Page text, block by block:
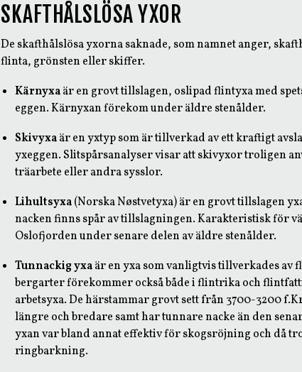
SKAFTHÅLSLÖSA YXOR
De skafthålslösa yxorna saknade, som namnet anger,
flinta, grönsten eller skiffer.
Kärnyxaär en grovt tillslagen, oslipad flintyxa med
eggen. Kärnyxan förekom under äldre stenålder.
Skivyxaär en yxtyp som är tillverkad av ett kraftigt
yxeggen. Slitspårsanalyser visar att skivyxor troligen
träarbete eller andra sysslor.
Lihultsyxa(Norska Nøstvetyxa) är en grovt tillslagen
nacken finns spår av tillslagningen. Karakteristisk för
Oslofjorden under senare delen av äldre stenålder.
Tunnackig yxaär en yxa som vanligtvis tillverkades av
bergarter förekommer också både i flintrika och
arbetsyxa. De härstammar grovt sett från 3700-3200
längre och bredare samt har tunnare nacke än den
yxan var bland annat effektiv för skogsröjning och då
ringbarkning.